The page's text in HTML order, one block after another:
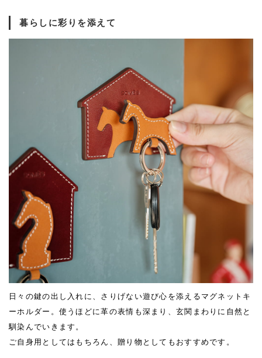
暮らしに彩りを添えて
日々の鍵の出し入れに、さりげない遊び心を添えるマグネットキ
ーホルダー。使うほどに革の表情も深まり、玄関まわりに自然と
馴染んでいきます。
ご自身用としてはもちろん、贈り物としてもおすすめです。